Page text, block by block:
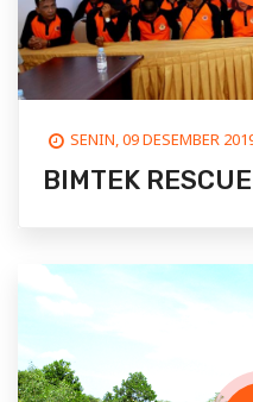
SENIN, 09 DESEMBER
BIMTEK